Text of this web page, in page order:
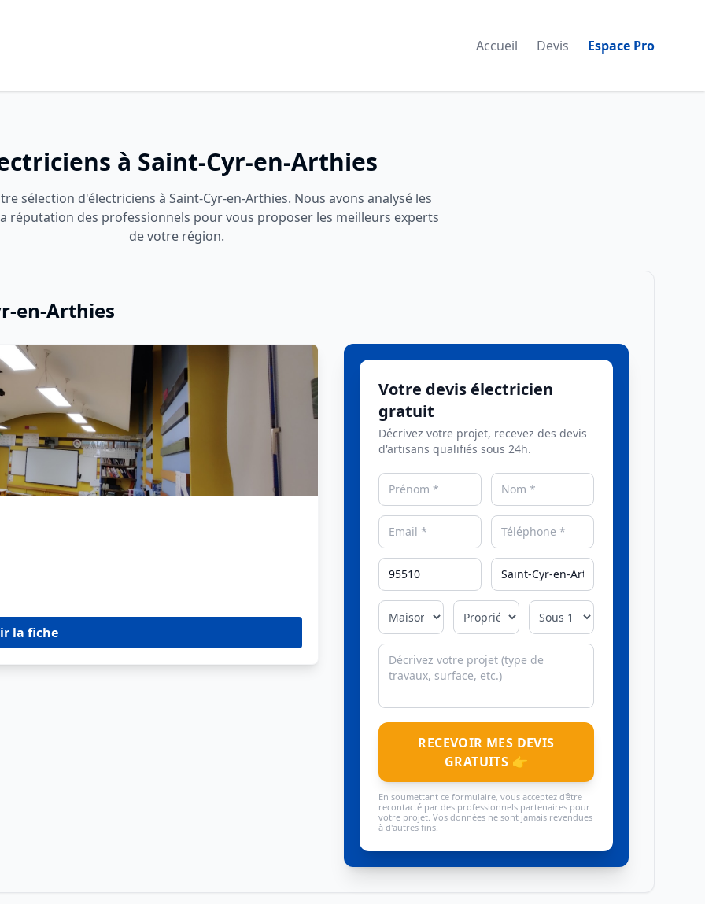
Accueil Devis Espace Pro
à Saint-Cyr-en-Arthies
sélection d'électriciens à Saint-Cyr-en-Arthies. Nous avons analysé les
réputation des professionnels pour vous proposer les meilleurs experts
de votre région.
en-Arthies
la fiche
Votre devis électricien
gratuit
Décrivez votre projet, recevez des devis
d'artisans qualifiés sous 24h.
RECEVOIR MES DEVIS
GRATUITS 👉
En soumettant ce formulaire, vous acceptez d'être
recontacté par des professionnels partenaires pour
votre projet. Vos données ne sont jamais revendues
à d'autres fins.